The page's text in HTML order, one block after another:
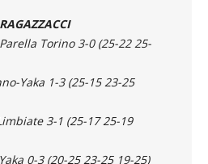
Torino 3-0 (25-22 25-
Yaka 1-3 (25-15 23-25
3-1 (25-17 25-19